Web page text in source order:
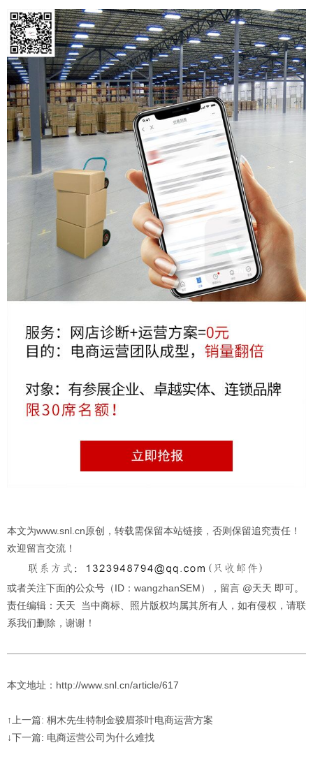
本文为www.snl.cn原创，转载需保留本站链接，否则保留追究责任！
欢迎留言交流！
或者关注下面的公众号（ID：wangzhanSEM），留言 @天天 即可。
责任编辑：天天 当中商标、照片版权均属其所有人，如有侵权，请联
系我们删除，谢谢！
本文地址：http://www.snl.cn/article/617
↑上一篇: 桐木先生特制金骏眉茶叶电商运营方案
↓下一篇: 电商运营公司为什么难找